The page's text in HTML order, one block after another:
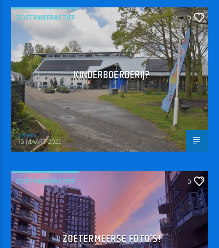
ZOETRMEERACTIEF 0
KINDERBOERDERIJ?
admin
15 MAART 2025
ZOETRMEERACTIEF 0
ZOETERMEERSE FOTO’S!